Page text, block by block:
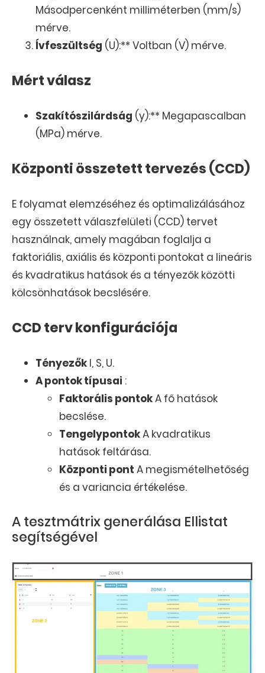
Másodpercenként milliméterben (mm/s)
mérve.
Ívfeszültség (U):** Voltban (V) mérve.
Mért válasz
Szakítószilárdság (y):** Megapascalban
(MPa) mérve.
Központi összetett tervezés (CCD)
E folyamat elemzéséhez és optimalizálásához
egy összetett válaszfelületi (CCD) tervet
használnak, amely magában foglalja a
faktoriális, axiális és központi pontokat a lineáris
és kvadratikus hatások és a tényezők közötti
kölcsönhatások becslésére.
CCD terv konfigurációja
Tényezők I, S, U.
A pontok típusai :
Faktorális pontokA fő hatások
becslése.
TengelypontokA kvadratikus
hatások feltárása.
Központi pont A megismételhetőség
és a variancia értékelése.
A tesztmátrix generálása Ellistat
segítségével